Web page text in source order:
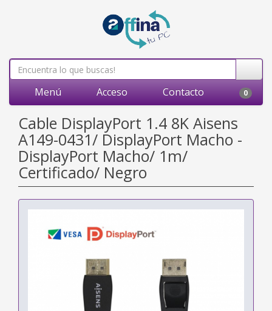
Menú Acceso Contacto 0
Cable DisplayPort 1.4 8K Aisens
A149-0431/ DisplayPort Macho -
DisplayPort Macho/ 1m/
Certificado/ Negro